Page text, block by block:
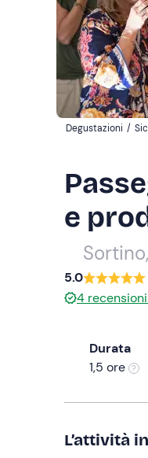
Degustazioni /
e
5.0
4
Durata
1,5 ore
L’attività